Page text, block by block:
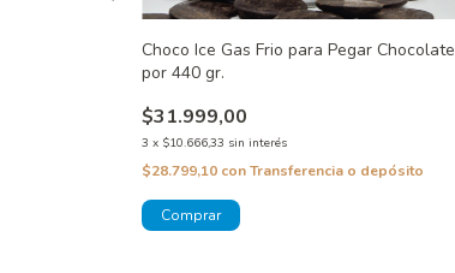
Choco Ice Gas Frio para Pegar Chocolate
por 440 gr.
$31.999,00
3 x $10.666,33 sin interés
$28.799,10 conTransferencia o depósito